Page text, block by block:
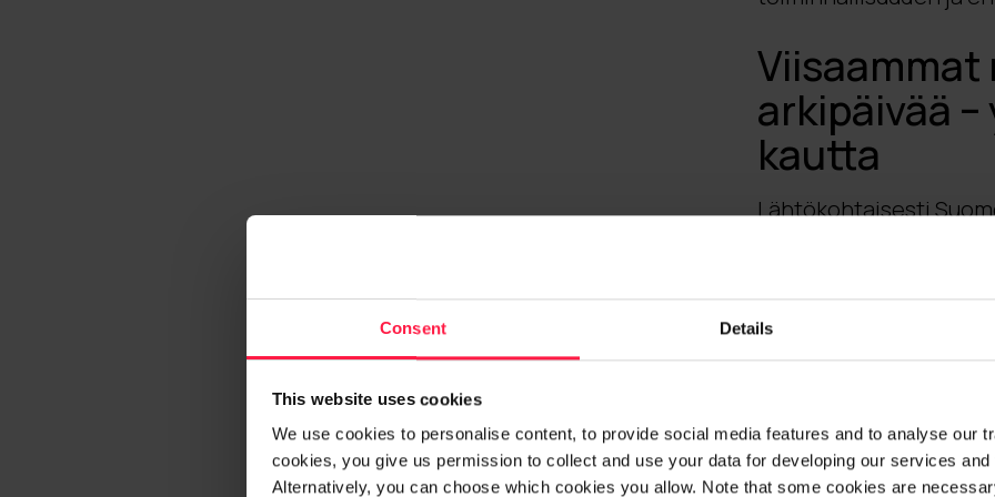
Consent Details
This website uses cookies
We use cookies to personalise content, to provide social media features and to analyse our
cookies, you give us permission to collect and use your data for developing our services
Alternatively, you can choose which cookies you allow. Note that some cookies are
arkipäivää
kautta
Lähtökohtaisesti
ohjelmistotuotantoa,
isosta uudesta
aiheesta, päästään jo
ratkaisuja saisi osaksi
työtä edistää?
Oma ehdotukseni on,
Koska aihe on isompi
keskustelut ja